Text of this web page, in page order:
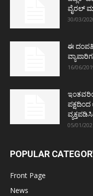
ವೈರಲ್
30/03/
ಈ
16/06/
ಪಕ್ಷದಿಂದ
05/01/
POPULAR
Front Page
News